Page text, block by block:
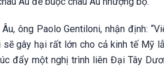
ông Paolo Gentiloni, nhận định:
gây hại rất lớn cho cả kinh tế Mỹ
đẩy một nghị trình liên Đại Tây